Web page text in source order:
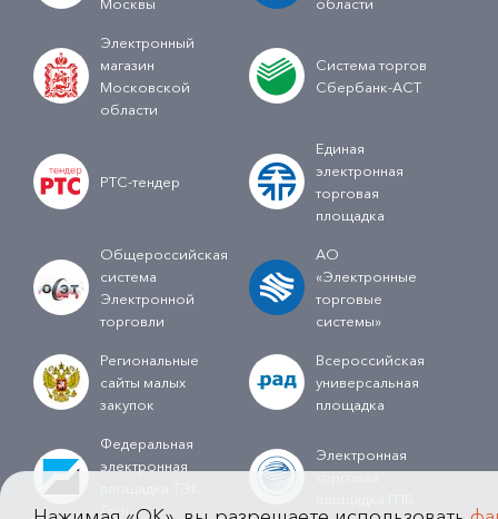
Электронный
магазин
Московской
области
Система торгов
Сбербанк-АСТ
РТС-тендер
Единая
электронная
торговая
площадка
Общероссийская
система
Электронной
торговли
АО
«Электронные
торговые
системы»
Региональные
сайты малых
закупок
Всероссийская
универсальная
площадка
Федеральная
электронная
Торг
Электронная
торговая